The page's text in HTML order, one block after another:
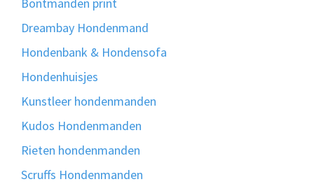
Bontmanden print
Dreambay Hondenmand
Hondenbank & Hondensofa
Hondenhuisjes
Kunstleer hondenmanden
Kudos Hondenmanden
Rieten hondenmanden
Scruffs Hondenmanden